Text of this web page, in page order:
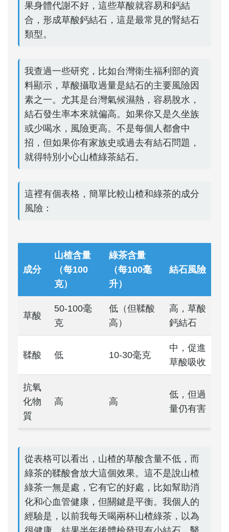
果身體代謝不好，這些草酸就容易和鈣結
合，形成草酸鈣結石，這是最常見的腎結石
類型。
我查過一些研究，比如台灣衛生福利部的資
料顯示，草酸攝取過量是結石的主要風險因
素之一。尤其是台灣氣候濕熱，容易脫水，
結石發生率本來就偏高。如果你又是久坐族
或少喝水，風險更高。不是每個人都會中
招，但如果你有家族史或過去有結石問題，
就得特別小心山楂綠茶結石。
這裡有個表格，簡單比較山楂和綠茶的成分
風險：
成分
山楂含量
（每100
克）
綠茶含量
（每100毫
升）
結石風險
草酸
50-100毫
克
低（但鞣酸
高）
高，草酸
鈣結石
鞣酸 低 10-30毫克
中，促進
草酸吸收
抗氧
化物
質
高 高
低，但過
量仍有害
從表格可以看出，山楂的草酸含量不低，而
綠茶的鞣酸會放大這個效果。這不是說山楂
綠茶一無是處，它有它的好處，比如幫助消
化和心血管健康，但關鍵是平衡。我個人的
經驗是，以前我每天喝兩杯山楂綠茶，以為